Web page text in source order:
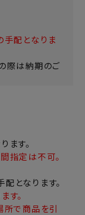
配となりま
際は納期のご
ます。
指定は不可。
となります。
す。
で商品を引